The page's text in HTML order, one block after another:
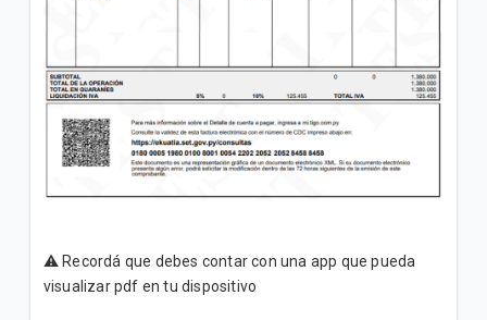
⚠️ Recordá que debes contar con una app que pueda
visualizar pdf en tu dispositivo